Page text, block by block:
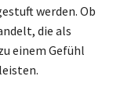
werden. Ob
die als
einem Gefühl